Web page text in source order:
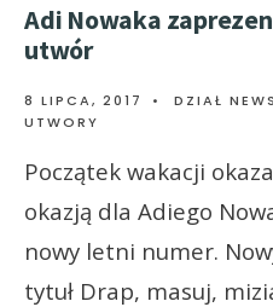
Adi Nowaka
utwór
8 LIPCA, 2017 • DZIAŁ NEWS
UTWORY
Początek wakacji
okazją dla Adiego
nowy letni numer.
tytuł Drap, masuj,